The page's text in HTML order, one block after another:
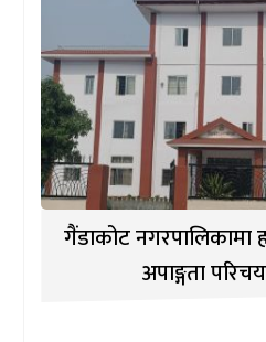
गैंडाकोट नगरपालिकामा
अपाङ्गता